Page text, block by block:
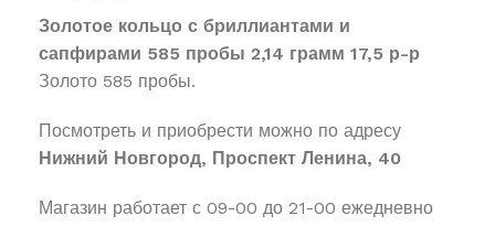
Золотое кольцо с бриллиантами и
сапфирами 585 пробы 2,14 грамм 17,5 р-р
Золото 585 пробы.
Посмотреть и приобрести можно по адресу
Нижний Новгород, Проспект Ленина, 40
Магазин работает с 09-00 до 21-00 ежедневно